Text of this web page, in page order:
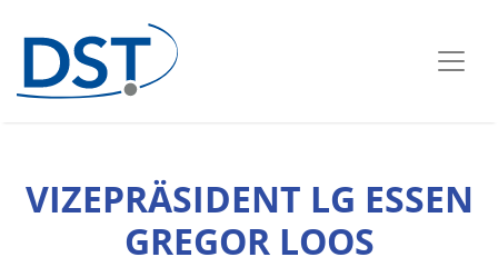
VIZEPRÄSIDENT LG ESSEN
GREGOR LOOS